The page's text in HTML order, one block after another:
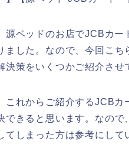
源ベッドのお店でJCBカ
ました。なので、今回こ
決策をいくつかご紹介させ
これからご紹介するJCB
できると思います。なの
てしまった方は参考にして